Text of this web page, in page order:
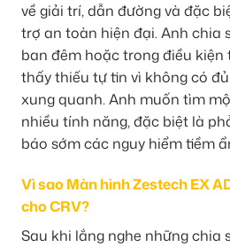
về giải trí, dẫn đường và đặc
trợ an toàn hiện đại. Anh chia
ban đêm hoặc trong điều
thấy thiếu tự tin vì không có
xung quanh. Anh muốn tìm
nhiều tính năng, đặc biệt là
báo sớm các nguy hiểm tiềm
Vì sao Màn hình Zestech EX
cho CRV?
Sau khi lắng nghe những chia